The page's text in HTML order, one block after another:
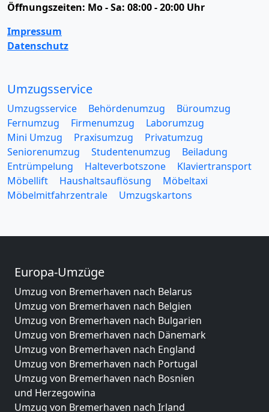
Öffnungszeiten: Mo - Sa: 08:00 - 20:00 Uhr
Impressum
Datenschutz
Umzugsservice
Umzugsservice Behördenumzug
Büroumzug
Fernumzug
Firmenumzug
Laborumzug
Mini Umzug
Praxisumzug
Privatumzug
Seniorenumzug
Studentenumzug
Beiladung
Entrümpelung
Halteverbotszone
Klaviertransport
Möbellift
Haushaltsauflösung
Möbeltaxi
Möbelmitfahrzentrale
Umzugskartons
Europa-Umzüge
Umzug von Bremerhaven nach Belarus
Umzug von Bremerhaven nach Belgien
Umzug von Bremerhaven nach Bulgarien
Umzug von Bremerhaven nach Dänemark
Umzug von Bremerhaven nach England
Umzug von Bremerhaven nach Portugal
Umzug von Bremerhaven nach Bosnien
und Herzegowina
Umzug von Bremerhaven nach Irland